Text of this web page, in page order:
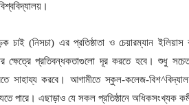
চাই (নিসচা) এর প্রতিষ্ঠাতা ও চেয়ারম্যান
ক্ষেত্রে প্রতিবন্ধকতাগুলো দূর করতে হবে। শুধু
সাহায্য করবে। আগামীতে স্কুল-কলেজ-
পারে। এছাড়াও যে সকল প্রতিষ্ঠানে অধিকসংখ্যক